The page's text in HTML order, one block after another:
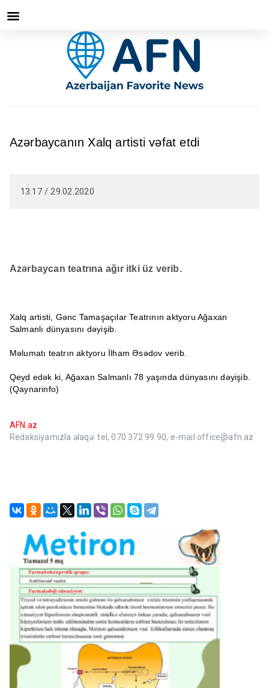
Azərbaycanın Xalq artisti vəfat etdi
13:17 / 29.02.2020
Azərbaycan teatrına ağır itki üz verib.
Xalq artisti, Gənc Tamaşaçılar Teatrının aktyoru Ağaxan
Salmanlı dünyasını dəyişib.
Məlumatı teatrın aktyoru İlham Əsədov verib.
Qeyd edək ki, Ağaxan Salmanlı 78 yaşında dünyasını dəyişib.
(Qaynarinfo)
AFN.az
Redaksiyamızla əlaqə: tel; 070 372 99 90, e-mail office@afn.az